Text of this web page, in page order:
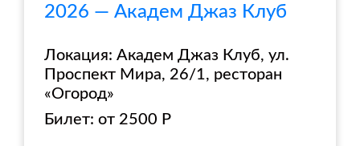
2026 — Академ Джаз Клуб
Локация: Академ Джаз Клуб, ул.
Проспект Мира, 26/1, ресторан
«Огород»
Билет: от 2500 Р